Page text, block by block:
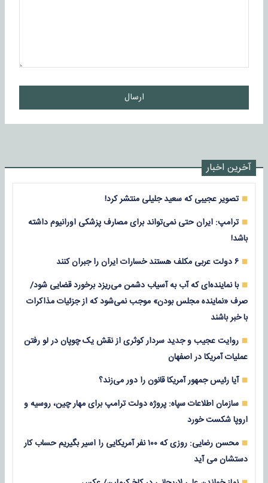
ارسال
آخرین اخبار
تصویر عجیبی که سعید جلیلی منتشر کرد!
ترامپ: ایران حتی نمی‌تواند برای مصارف پزشکی اورانیوم داشته
باشد!
۶ دولت عربی مکلف هستند خسارات ایران را جبران کنند
با نماینده‌ای که آب به آسیاب دشمن می‌ریزد برخورد قضایی شود/
صرف «نماینده مجلس بودن» موجب نمی‌شود که از جزئیات مذاکرات
با خبر باشند
روایت عجیب و جدید سردار کوثری از نقش یک چوپان در لو رفتن
عملیات آمریکا در اصفهان
آیا رئیس جمهور آمریکا قانون را دور می‌زند؟
سازمان اطلاعات سپاه: پروژه دولت ترامپ برای مهار چین، روسیه و
اروپا شکست خورد
محسن رضایی: روزی که ۱۰۰ نفر آمریکایی را اسیر بگیریم حساب کار
دستشان می آید